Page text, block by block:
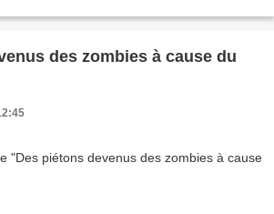
des zombies à cause du